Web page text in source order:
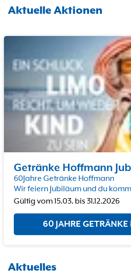
Aktuelle Aktionen
Getränke Hoffmann
60Jahre Getränke Hoffmann
Wir feiern Jubiläum und du
Gültig vom15.03. bis31.12.2026
60 JAHRE
Aktuelles